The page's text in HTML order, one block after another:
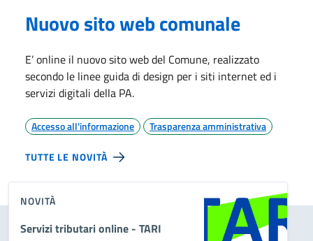
Nuovo sito web comunale
E’ online il nuovo sito web del Comune, realizzato
secondo le linee guida di design per i siti internet ed i
servizi digitali della PA.
Accesso all'informazione Trasparenza amministrativa
TUTTE LE NOVITÀ
NOVITÀ
Servizi tributari online - TARI